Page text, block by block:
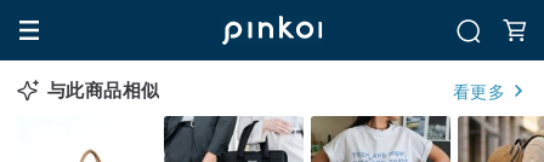
与此商品相似 看更多